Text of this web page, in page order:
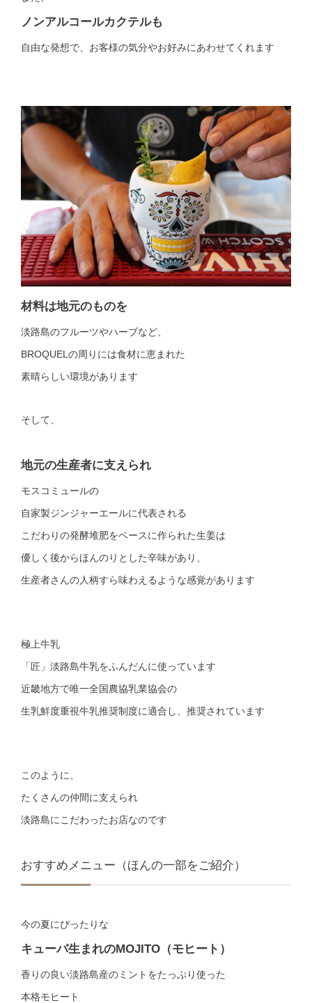
ノンアルコールカクテルも
自由な発想で、お客様の気分やお好みにあわせてくれます
材料は地元のものを
淡路島のフルーツやハーブなど、
BROQUELの周りには食材に恵まれた
素晴らしい環境があります
そして、
地元の生産者に支えられ
モスコミュールの
自家製ジンジャーエールに代表される
こだわりの発酵​堆肥をベースに作られた生姜は
優しく後からほんのりとした辛味があり、
生産者さんの人柄すら味わえるような感覚があります
極上牛乳
「匠」淡路島牛乳をふんだんに使っています
近畿地方で唯一全国農協乳業協会の
生乳鮮度重視牛乳推奨制度に適合し、推奨されています
このように、
たくさんの仲間に支えられ
淡路島にこだわったお店なのです
おすすめメニュー（ほんの一部をご紹介）
今の夏にぴったりな
キューバ生まれのMOJITO（モヒート）
香りの良い淡路島産のミントをたっぷり使った
本格モヒート